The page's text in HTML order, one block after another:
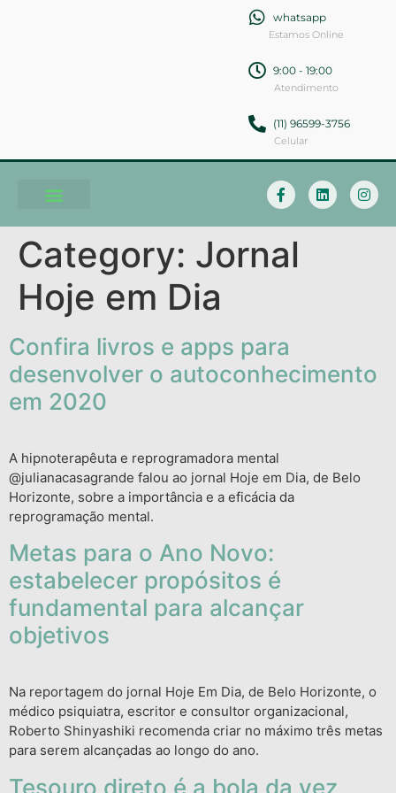
whatsapp
Estamos Online
9:00 - 19:00
Atendimento
(11) 96599-3756
Celular
Category: Jornal
Hoje em Dia
Confira livros e apps para
desenvolver o autoconhecimento
em 2020
A hipnoterapêuta e reprogramadora mental
@julianacasagrande falou ao jornal Hoje em Dia, de Belo
Horizonte, sobre a importância e a eficácia da
reprogramação mental.
Metas para o Ano Novo:
estabelecer propósitos é
fundamental para alcançar
objetivos
Na reportagem do jornal Hoje Em Dia, de Belo Horizonte, o
médico psiquiatra, escritor e consultor organizacional,
Roberto Shinyashiki recomenda criar no máximo três metas
para serem alcançadas ao longo do ano.
Tesouro direto é a bola da vez